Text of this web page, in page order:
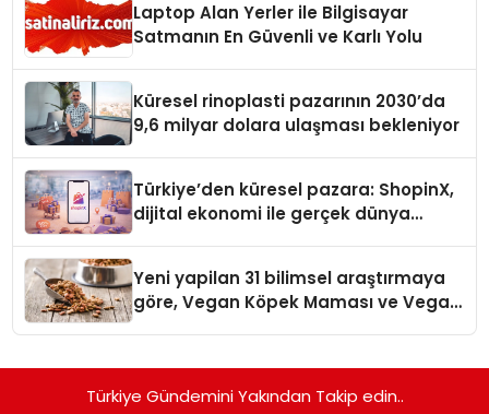
Laptop Alan Yerler ile Bilgisayar
Satmanın En Güvenli ve Karlı Yolu
Küresel rinoplasti pazarının 2030’da
9,6 milyar dolara ulaşması bekleniyor
Türkiye’den küresel pazara: ShopinX,
dijital ekonomi ile gerçek dünya
Yeni yapilan 31 bilimsel araştırmaya
göre, Vegan Köpek Maması ve Vegan
Türkiye Gündemini Yakından Takip edin..